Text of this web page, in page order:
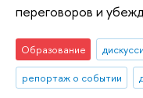
переговоров и
Образование
репортаж о событии